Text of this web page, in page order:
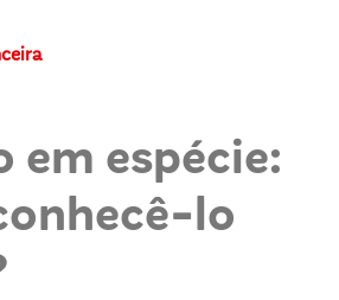
em espécie:
lo